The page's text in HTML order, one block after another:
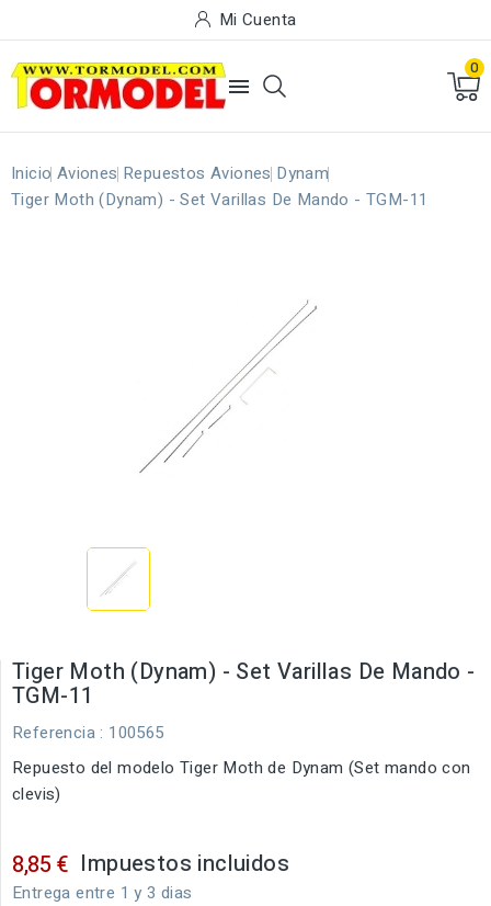
Mi Cuenta

0
Inicio Aviones Repuestos Aviones Dynam
Tiger Moth (Dynam) - Set Varillas De Mando - TGM-11
Tiger Moth (Dynam) - Set Varillas De Mando -
TGM-11
Referencia : 100565
Repuesto del modelo Tiger Moth de Dynam (Set mando con
clevis)
8,85 € Impuestos incluidos
Entrega entre 1 y 3 dias